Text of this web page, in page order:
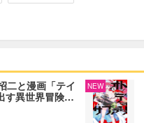
二と漫画「テイ
す異世界冒険…
NEW